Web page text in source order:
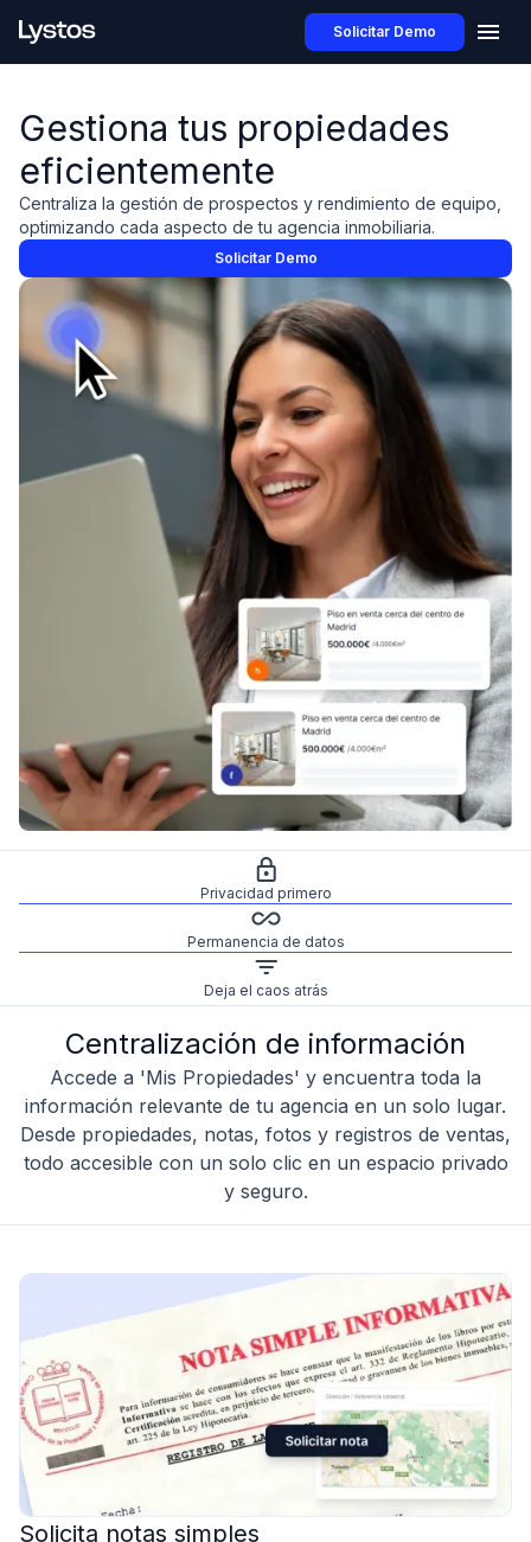
Solicitar Demo
Gestiona tus propiedades
eficientemente
Centraliza la gestión de prospectos y rendimiento de equipo,
optimizando cada aspecto de tu agencia inmobiliaria.
Solicitar Demo
Privacidad primero
Permanencia de datos
Deja el caos atrás
Centralización de información
Accede a 'Mis Propiedades' y encuentra toda la
información relevante de tu agencia en un solo lugar.
Desde propiedades, notas, fotos y registros de ventas,
todo accesible con un solo clic en un espacio privado
y seguro.
Solicita notas simples